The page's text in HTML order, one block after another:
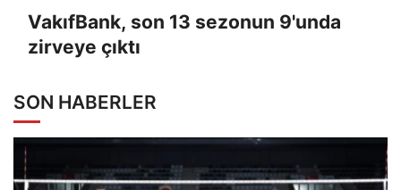
VakıfBank, son 13 sezonun 9'unda
zirveye çıktı
SON HABERLER